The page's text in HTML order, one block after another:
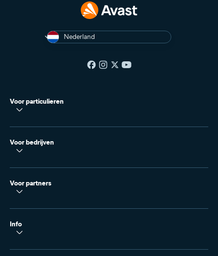
Nederland
Voor particulieren
Voor bedrijven
Voor partners
Info